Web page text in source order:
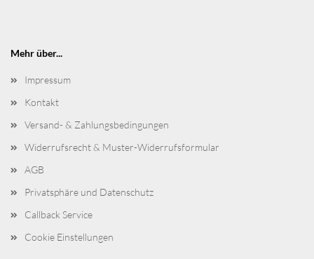
Mehr über...
Impressum
Kontakt
Versand- & Zahlungsbedingungen
Widerrufsrecht & Muster-Widerrufsformular
AGB
Privatsphäre und Datenschutz
Callback Service
Cookie Einstellungen